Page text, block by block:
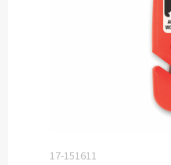
Custom made drinkflessen
Custom made IZY Bottles
Lunch
17-151611